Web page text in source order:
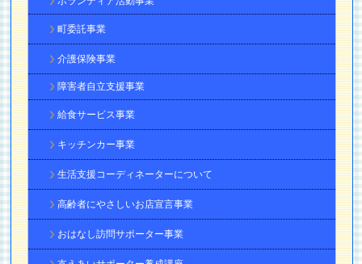
町委託事業
介護保険事業
障害者自立支援事業
給食サービス事業
キッチンカー事業
生活支援コーディネーターについて
高齢者にやさしいお店宣言事業
おはなし訪問サポーター事業